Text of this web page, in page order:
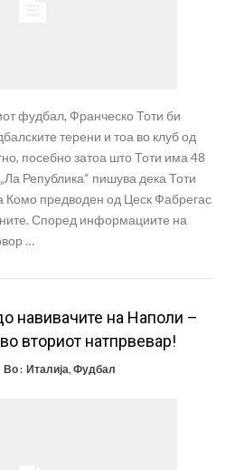
фудбал, Франческо Тоти би
терени и тоа во клуб од
посебно затоа што Тоти има 48
Република“ пишува дека Тоти
Комо предводен од Цеск Фабрегас
Според информациите на
…
навивачите на Наполи –
вториот натпрвевар!
Во : Италија,Фудбал